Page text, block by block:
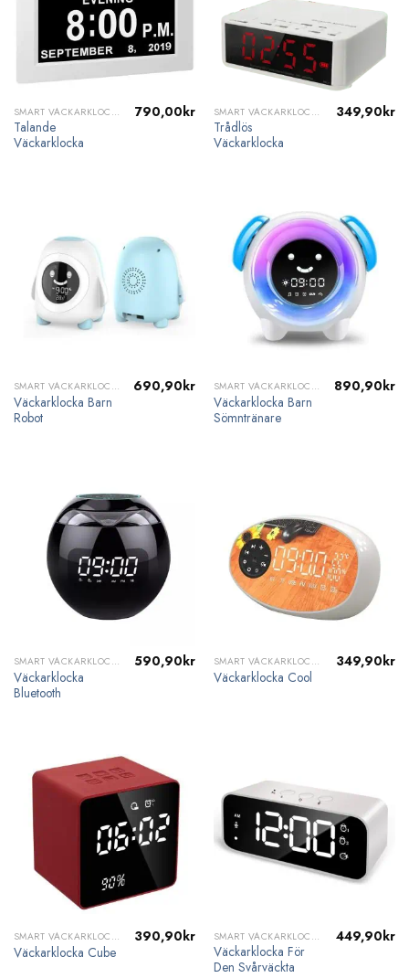
SMART VÄCKARKLOCKA
Talande
Väckarklocka
790,00kr SMART VÄCKARKLOCKA
Trådlös
Väckarklocka
349,90kr
SMART VÄCKARKLOCKA
Väckarklocka Barn
Robot
690,90kr SMART VÄCKARKLOCKA
Väckarklocka Barn
Sömntränare
890,90kr
SMART VÄCKARKLOCKA
Väckarklocka
Bluetooth
590,90kr SMART VÄCKARKLOCKA
Väckarklocka Cool
349,90kr
SMART VÄCKARKLOCKA
Väckarklocka Cube
390,90kr SMART VÄCKARKLOCKA
Väckarklocka För
Den Svårväckta
449,90kr